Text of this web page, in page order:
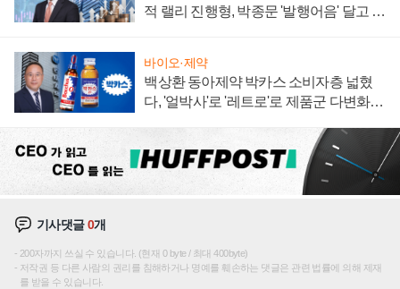
적 랠리 진행형, 박종문 '발행어음' 달고 연
바이오·제약
백상환 동아제약 박카스 소비자층 넓혔
다, '얼박사'로 '레트로'로 제품군 다변화
기사댓글0개
200자까지 쓰실 수 있습니다. (현재 0 byte / 최대 400byte)
저작권 등 다른 사람의 권리를 침해하거나 명예를 훼손하는 댓글은 관련 법률에 의해 제재
를 받을 수 있습니다.